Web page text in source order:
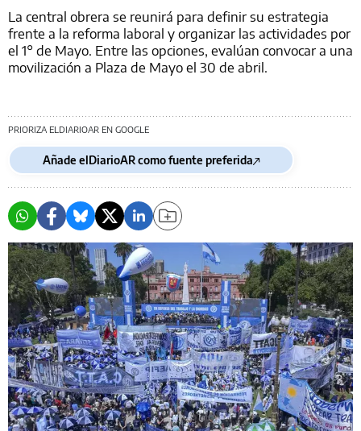
La central obrera se reunirá para definir su estrategia
frente a la reforma laboral y organizar las actividades por
el 1° de Mayo. Entre las opciones, evalúan convocar a una
movilización a Plaza de Mayo el 30 de abril.
PRIORIZA ELDIARIOAR EN GOOGLE
Añade elDiarioAR como fuente preferida